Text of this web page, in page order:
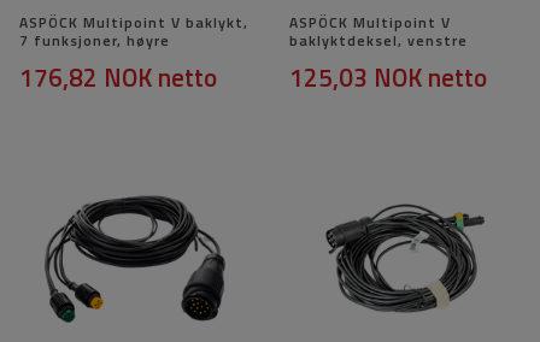
ASPÖCK Multipoint V baklykt,
7 funksjoner, høyre
176,82 NOKnetto
ASPÖCK Multipoint V
baklyktdeksel, venstre
125,03 NOKnetto